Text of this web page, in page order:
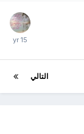
التالي